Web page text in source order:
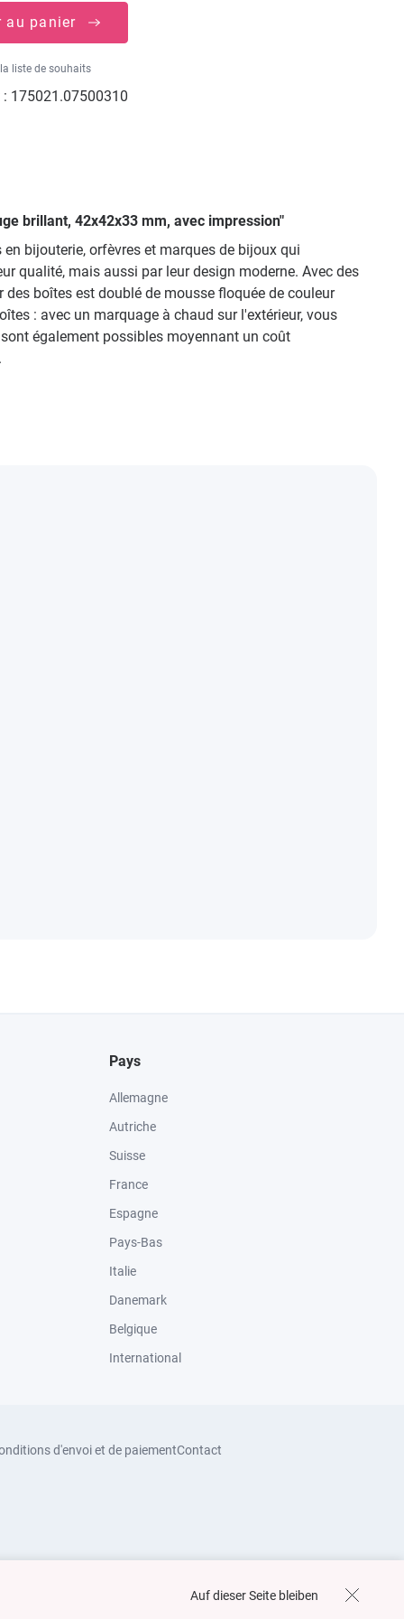
au panier
liste de souhaits
175021.07500310
brillant, 42x42x33 mm, avec impression"
bijouterie, orfèvres et marques de bijoux qui
qualité, mais aussi par leur design moderne. Avec des
boîtes est doublé de mousse floquée de couleur
: avec un marquage à chaud sur l'extérieur, vous
également possibles moyennant un coût
Pays
Allemagne
Autriche
Suisse
France
Espagne
Pays-Bas
Italie
Danemark
Belgique
International
d'envoi et de paiementContact
Auf dieser Seite bleiben